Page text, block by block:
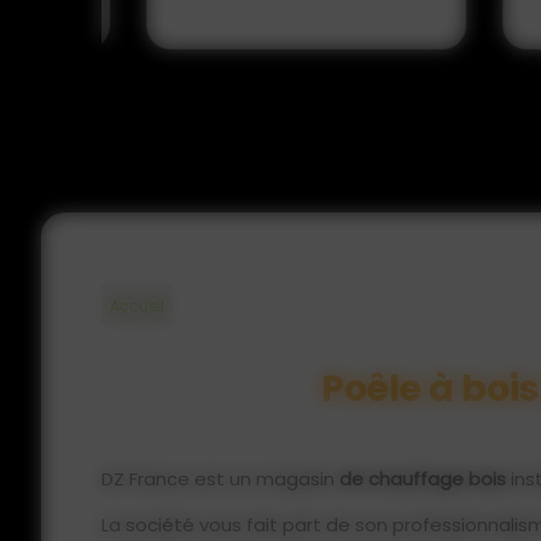
Poêle à
DZ France est un magasin de chauffage bois
La société vous fait part de son